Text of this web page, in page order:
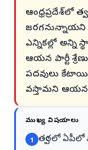
ఆంధ్రప్రదేశ్‌లో
జరగనున్నాయని
ఎన్నికల్లో అన్ని
ఆయన పార్టీ
పదవులు
వస్తామని ఆయన
ముఖ్య విషయాలు
1 త్వరలో ఏపీలో